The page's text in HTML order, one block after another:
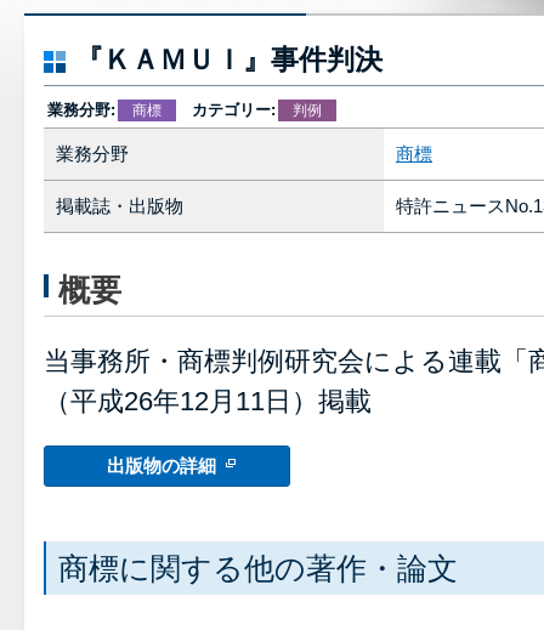
『ＫＡＭＵＩ』事件判決
業務分野: 商標 カテゴリー: 判例
業務分野 商標
掲載誌・出版物 特許ニュース
概要
当事務所・商標判例研究会による連載「
（平成26年12月11日）掲載
出版物の詳細
商標に関する他の著作・論文